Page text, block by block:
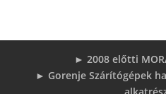
► 2008 előtti
► Gorenje Szárítógépek